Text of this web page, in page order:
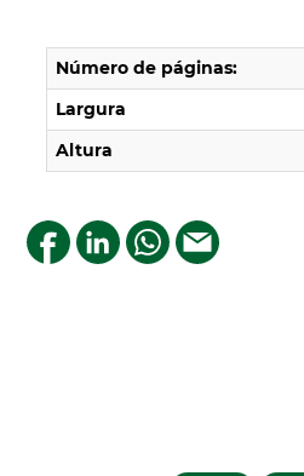
Número de páginas:
Largura
Altura